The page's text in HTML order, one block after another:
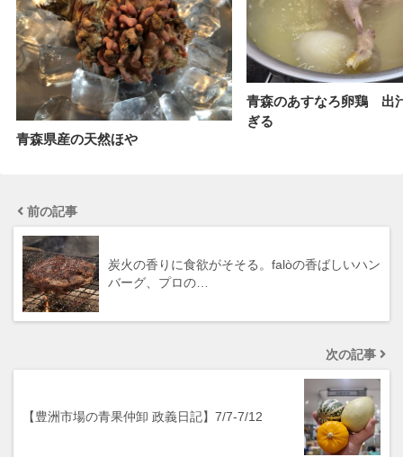
青森県産の天然ほや
青森のあすなろ卵鶏 出
ぎる
前の記事
炭火の香りに食欲がそそる。falòの香ばしいハン
バーグ、プロの…
次の記事
【豊洲市場の青果仲卸 政義日記】7/7-7/12